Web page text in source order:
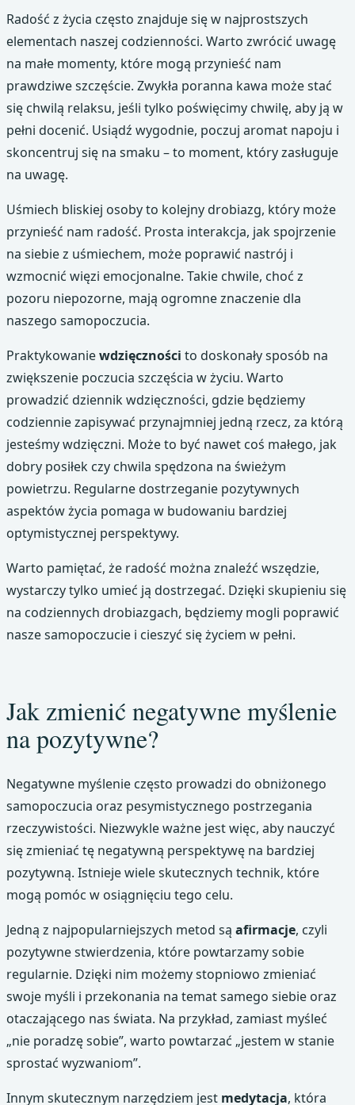
Radość z życia często znajduje się w najprostszych
elementach naszej codzienności. Warto zwrócić uwagę
na małe momenty, które mogą przynieść nam
prawdziwe szczęście. Zwykła poranna kawa może stać
się chwilą relaksu, jeśli tylko poświęcimy chwilę, aby ją w
pełni docenić. Usiądź wygodnie, poczuj aromat napoju i
skoncentruj się na smaku – to moment, który zasługuje
na uwagę.
Uśmiech bliskiej osoby to kolejny drobiazg, który może
przynieść nam radość. Prosta interakcja, jak spojrzenie
na siebie z uśmiechem, może poprawić nastrój i
wzmocnić więzi emocjonalne. Takie chwile, choć z
pozoru niepozorne, mają ogromne znaczenie dla
naszego samopoczucia.
Praktykowaniewdzięczności to doskonały sposób na
zwiększenie poczucia szczęścia w życiu. Warto
prowadzić dziennik wdzięczności, gdzie będziemy
codziennie zapisywać przynajmniej jedną rzecz, za którą
jesteśmy wdzięczni. Może to być nawet coś małego, jak
dobry posiłek czy chwila spędzona na świeżym
powietrzu. Regularne dostrzeganie pozytywnych
aspektów życia pomaga w budowaniu bardziej
optymistycznej perspektywy.
Warto pamiętać, że radość można znaleźć wszędzie,
wystarczy tylko umieć ją dostrzegać. Dzięki skupieniu się
na codziennych drobiazgach, będziemy mogli poprawić
nasze samopoczucie i cieszyć się życiem w pełni.
Jak zmienić negatywne myślenie
na pozytywne?
Negatywne myślenie często prowadzi do obniżonego
samopoczucia oraz pesymistycznego postrzegania
rzeczywistości. Niezwykle ważne jest więc, aby nauczyć
się zmieniać tę negatywną perspektywę na bardziej
pozytywną. Istnieje wiele skutecznych technik, które
mogą pomóc w osiągnięciu tego celu.
Jedną z najpopularniejszych metod są afirmacje, czyli
pozytywne stwierdzenia, które powtarzamy sobie
regularnie. Dzięki nim możemy stopniowo zmieniać
swoje myśli i przekonania na temat samego siebie oraz
otaczającego nas świata. Na przykład, zamiast myśleć
„nie poradzę sobie”, warto powtarzać „jestem w stanie
sprostać wyzwaniom”.
Innym skutecznym narzędziem jest medytacja, która